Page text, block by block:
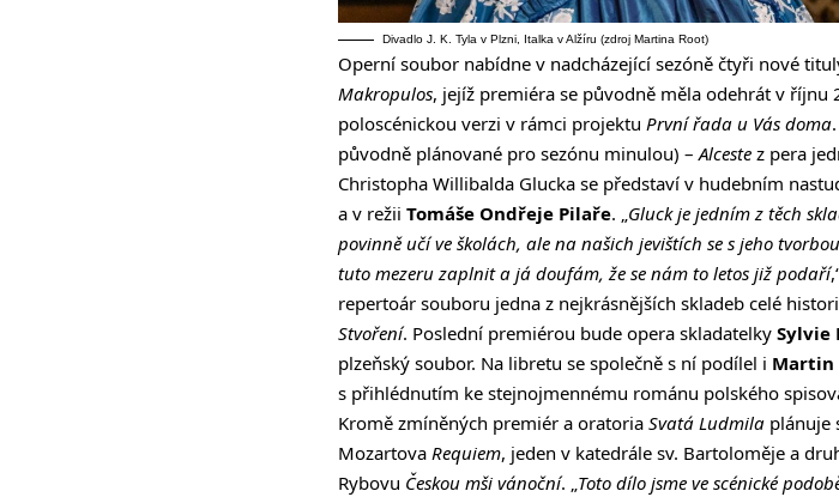
Divadlo J. K. Tyla v Plzni, Italka v Alžíru (zdroj Martina Root)
Operní soubor nabídne v nadcházející sezóně čtyři nové
Makropulos, jejíž premiéra se původně měla odehrát v
poloscénickou verzi v rámci projektu První řada u Vás doma
původně plánované pro sezónu minulou) –Alceste z pera
Christopha Willibalda Glucka se představí v hudebním
a v režii Tomáše Ondřeje Pilaře. „Gluck je jedním z těch
povinně učí ve školách, ale na našich jevištích se s jeho
tuto mezeru zaplnit a já doufám, že se nám to letos již podaří
repertoár souboru jedna z nejkrásnějších skladeb celé
Stvoření. Poslední premiérou bude opera skladatelky Sylvie
plzeňský soubor. Na libretu se společně s ní podílel i Martin
s přihlédnutím ke stejnojmennému románu polského
Kromě zmíněných premiér a oratoria Svatá Ludmila plánuje
Mozartova Requiem, jeden v katedrále sv. Bartoloměje a
Rybovu Českou mši vánoční. „Toto dílo jsme ve scénické